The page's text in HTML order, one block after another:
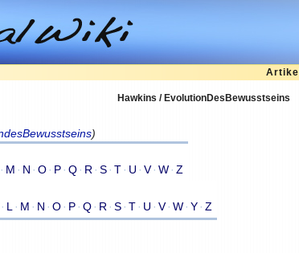
Artikel
Hawkins / EvolutionDesBewusstseins
)
· M · N · O· P· Q· R · S· T· U · V· W· Z
· L · M · N · O· P· Q· R · S· T· U · V· W· Y· Z